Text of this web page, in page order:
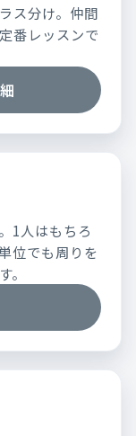
ス分け。仲間
番レッスンで
1人はもちろ
位でも周りを